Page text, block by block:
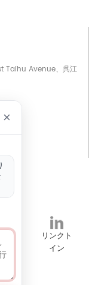
Taihu Avenue、呉江
タグ
リンクト
イン
×